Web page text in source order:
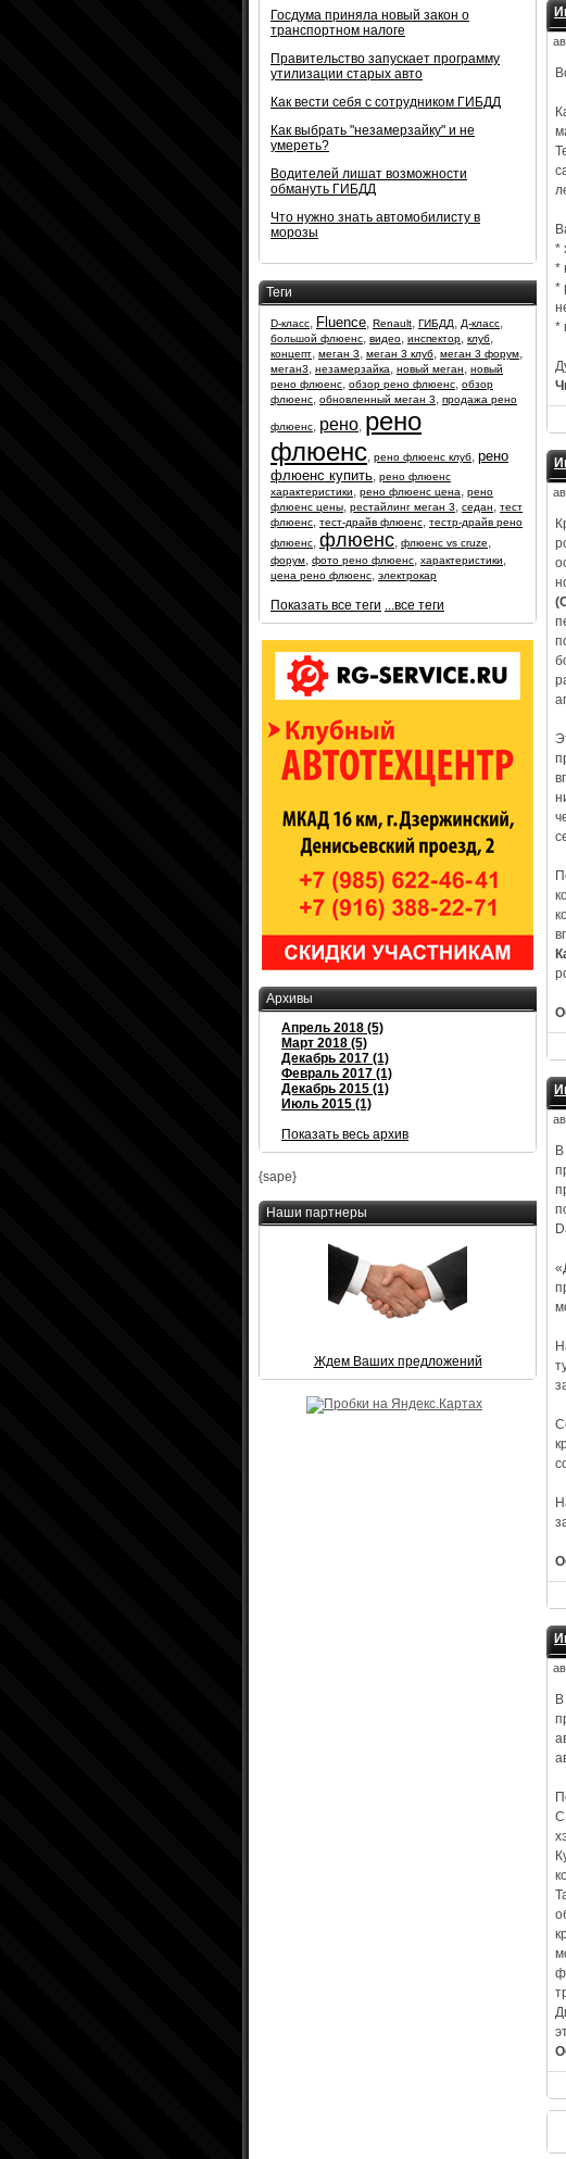
*
*
*
*
Госдума приняла новый закон о
транспортном налоге
Правительство запускает программу
утилизации старых авто
Как вести себя с сотрудником ГИБДД
Как выбрать "незамерзайку" и не
умереть?
Водителей лишат возможности
обмануть ГИБДД
Что нужно знать автомобилисту в
морозы
Теги
D-класс, Fluence, Renault, ГИБДД, Д-класс,
большой флюенс, видео, инспектор, клуб,
концепт, меган 3, меган 3 клуб, меган 3 форум,
меган3, незамерзайка, новый меган, новый
рено флюенс, обзор рено флюенс, обзор
флюенс, обновленный меган 3, продажа рено
флюенс, рено, рено
флюенс, рено флюенс клуб, рено
флюенс купить, рено флюенс
характеристики, рено флюенс цена, рено
флюенс цены, рестайлинг меган 3, седан, тест
флюенс, тест-драйв флюенс, тестр-драйв рено
флюенс, флюенс, флюенс vs cruze,
форум, фото рено флюенс, характеристики,
цена рено флюенс, электрокар
Показать все теги ...все теги
Архивы
Апрель 2018 (5)
Март 2018 (5)
Декабрь 2017 (1)
Февраль 2017 (1)
Декабрь 2015 (1)
Июль 2015 (1)
Показать весь архив
{sape}
Наши партнеры
Ждем Ваших предложений